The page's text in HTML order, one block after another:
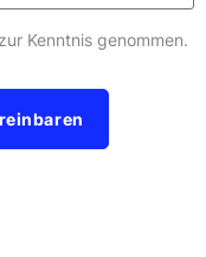
zur Kenntnis genommen.